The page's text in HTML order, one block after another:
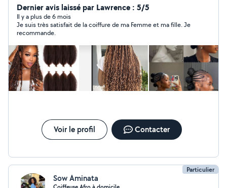
de route) Je fais des prestations: femmes , hommes et
enfants. Braids, nattes collées, fulani braids, knotless,
box braids Tissage ouvert, flipover Prix abordable.
Instagram: Nela_hairs N'hésitez pas à me contacter pour
plus d'informations.
Dernier avis laissé par Lawrence : 5/5
Il y a plus de 6 mois
Je suis très satisfait de la coiffure de ma Femme et ma fille. Je
recommande.
Voir le profil Contacter
Particulier
Sow Aminata